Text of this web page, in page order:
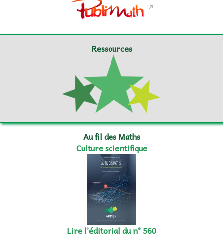
Ressources
Au fil des Maths
Culture scientifique
Lire l’éditorial du n° 560